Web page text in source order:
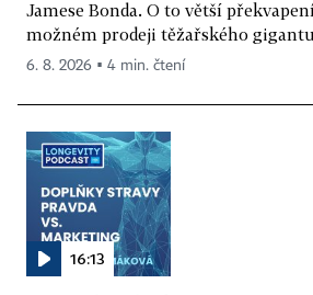
Jamese Bonda. O to větší
možném prodeji těžařského gigantu
6. 8. 2026 ▪ 4 min. čtení
16:13